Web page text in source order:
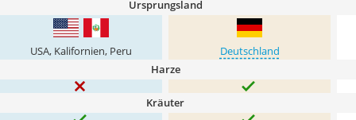
Ursprungsland
USA, Kalifornien, Peru Deutschland
Harze
Kräuter